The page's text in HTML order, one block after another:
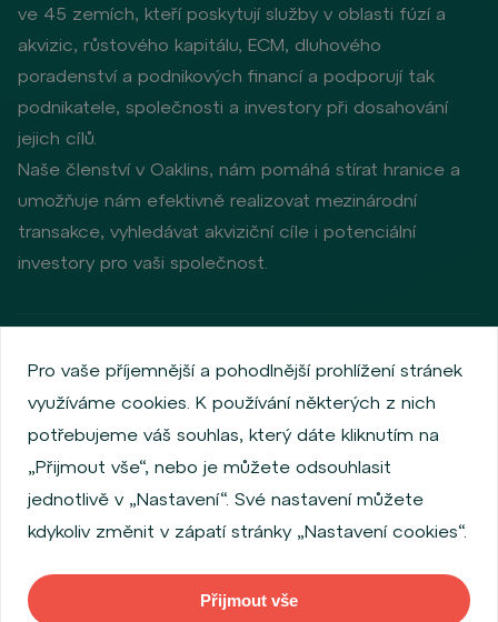
ve 45 zemích, kteří poskytují služby v oblasti fúzí a
akvizic, růstového kapitálu, ECM, dluhového
poradenství a podnikových financí a podporují tak
podnikatele, společnosti a investory při dosahování
jejich cílů.
Naše členství v Oaklins, nám pomáhá stírat hranice a
umožňuje nám efektivně realizovat mezinárodní
transakce, vyhledávat akviziční cíle i potenciální
investory pro vaši společnost.
Zásady ochrany osobních údajů
Používání cookies
Informace o emitentech
Zaměstnanecký akciový program
Povinně zveřejňované informace
Finanční výkonnost
Regulation S, Rule 144a
Informace dle MiFID
Pro vaše příjemnější a pohodlnější prohlížení stránek
využíváme cookies. K používání některých z nich
potřebujeme váš souhlas, který dáte kliknutím na
„Přijmout vše“, nebo je můžete odsouhlasit
jednotlivě v „Nastavení“. Své nastavení můžete
kdykoliv změnit v zápatí stránky „Nastavení cookies“.
Přijmout vše